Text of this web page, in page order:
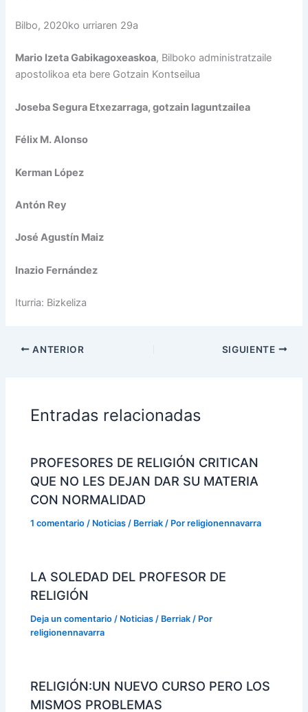
Bilbo, 2020ko urriaren 29a
Mario Izeta Gabikagoxeaskoa, Bilboko administratzaile
apostolikoa eta bere Gotzain Kontseilua
Joseba Segura Etxezarraga, gotzain laguntzailea
Félix M. Alonso
Kerman López
Antón Rey
José Agustín Maiz
Inazio Fernández
Iturria: Bizkeliza
ANTERIOR SIGUIENTE
Entradas relacionadas
PROFESORES DE RELIGIÓN CRITICAN
QUE NO LES DEJAN DAR SU MATERIA
CON NORMALIDAD
1 comentario / Noticias / Berriak / Porreligionennavarra
LA SOLEDAD DEL PROFESOR DE
RELIGIÓN
Deja un comentario / Noticias / Berriak / Por
religionennavarra
RELIGIÓN:UN NUEVO CURSO PERO LOS
MISMOS PROBLEMAS